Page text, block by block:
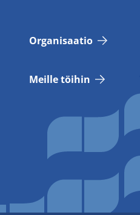
Or­ga­ni­saa­tio
Meil­le töi­hin